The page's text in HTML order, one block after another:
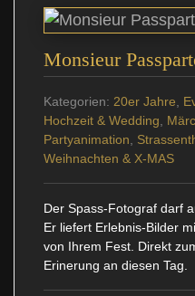
Monsieur
Kategorien: 20er Jahre
Hochzeit & Wedding
Partyanimation
Weihnachten & X-MAS
Der Spass-Fotograf darf
Er liefert Erlebnis-Bilder
von Ihrem Fest. Direkt
Erinerung an diesen Tag.